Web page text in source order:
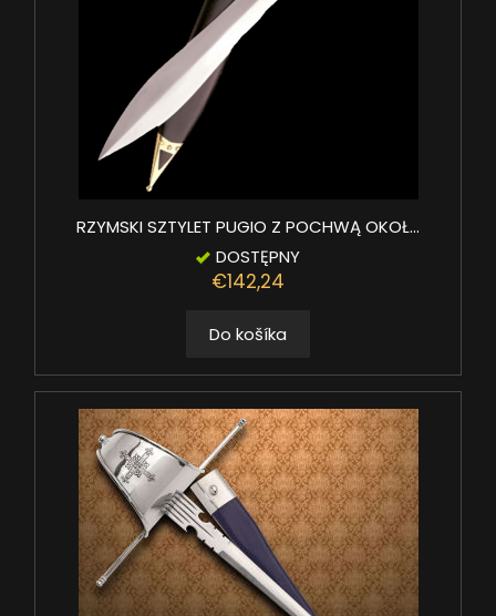
RZYMSKI SZTYLET PUGIO Z POCHWĄ OKOŁ...
DOSTĘPNY
€142,24
Do košíka